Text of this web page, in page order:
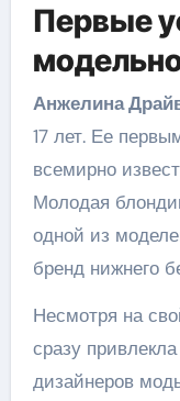
Первые
Анжелина
17 лет. Ее
всемирно
Молодая
одной из
бренд нижнего
Несмотря на
сразу
дизайнеров